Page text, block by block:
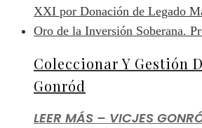
Coleccionar Y Gestión
Gonród
LEER MÁS – VICJES